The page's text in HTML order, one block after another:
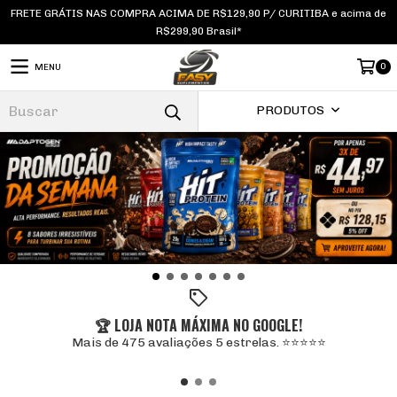
FRETE GRÁTIS NAS COMPRA ACIMA DE R$129,90 P/ CURITIBA e acima de
R$299,90 Brasil*
MENU 0
PRODUTOS
🏆 LOJA NOTA MÁXIMA NO GOOGLE!
Mais de 475 avaliações 5 estrelas. ⭐⭐⭐⭐⭐